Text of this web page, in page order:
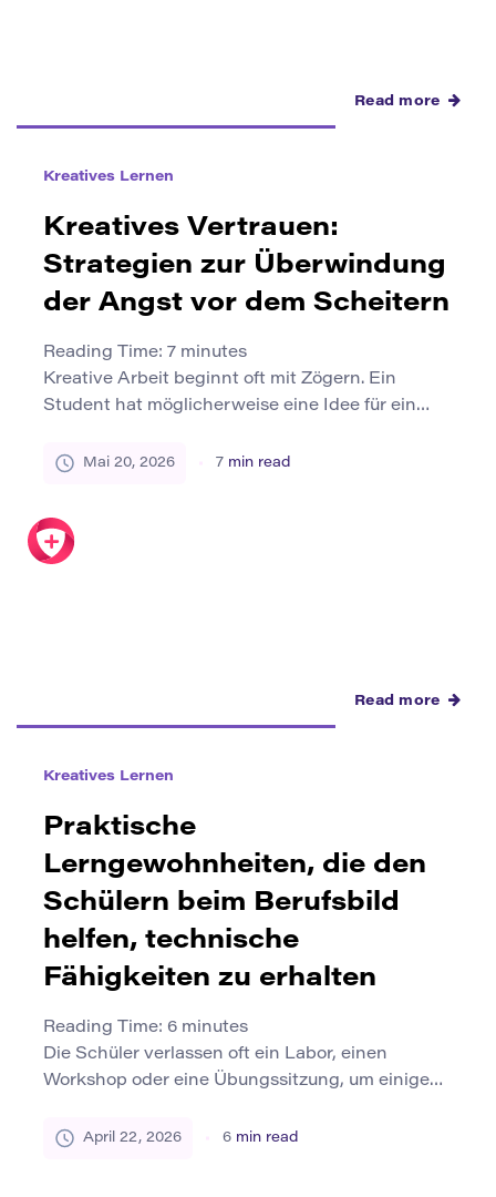
Read more
Kreatives Lernen
Kreatives Vertrauen:
Strategien zur Überwindung
der Angst vor dem Scheitern
Reading Time: 7 minutes
Kreative Arbeit beginnt oft mit Zögern. Ein
Student hat möglicherweise eine Idee für ein
aussieht. Ein junger Designer kann es vermeiden,
verzögern, da die erste Version möglicherweise
nicht funktioniert. In Klassenzimmern,
Mai 20, 2026 7 min read
Read more
Kreatives Lernen
Praktische
Lerngewohnheiten, die den
Schülern beim Berufsbild
helfen, technische
Fähigkeiten zu erhalten
Reading Time: 6 minutes
Die Schüler verlassen oft ein Labor, einen
Workshop oder eine Übungssitzung, um einige
bereits abrutscht. Diese Unterbrechung ist in der
April 22, 2026 6 min read